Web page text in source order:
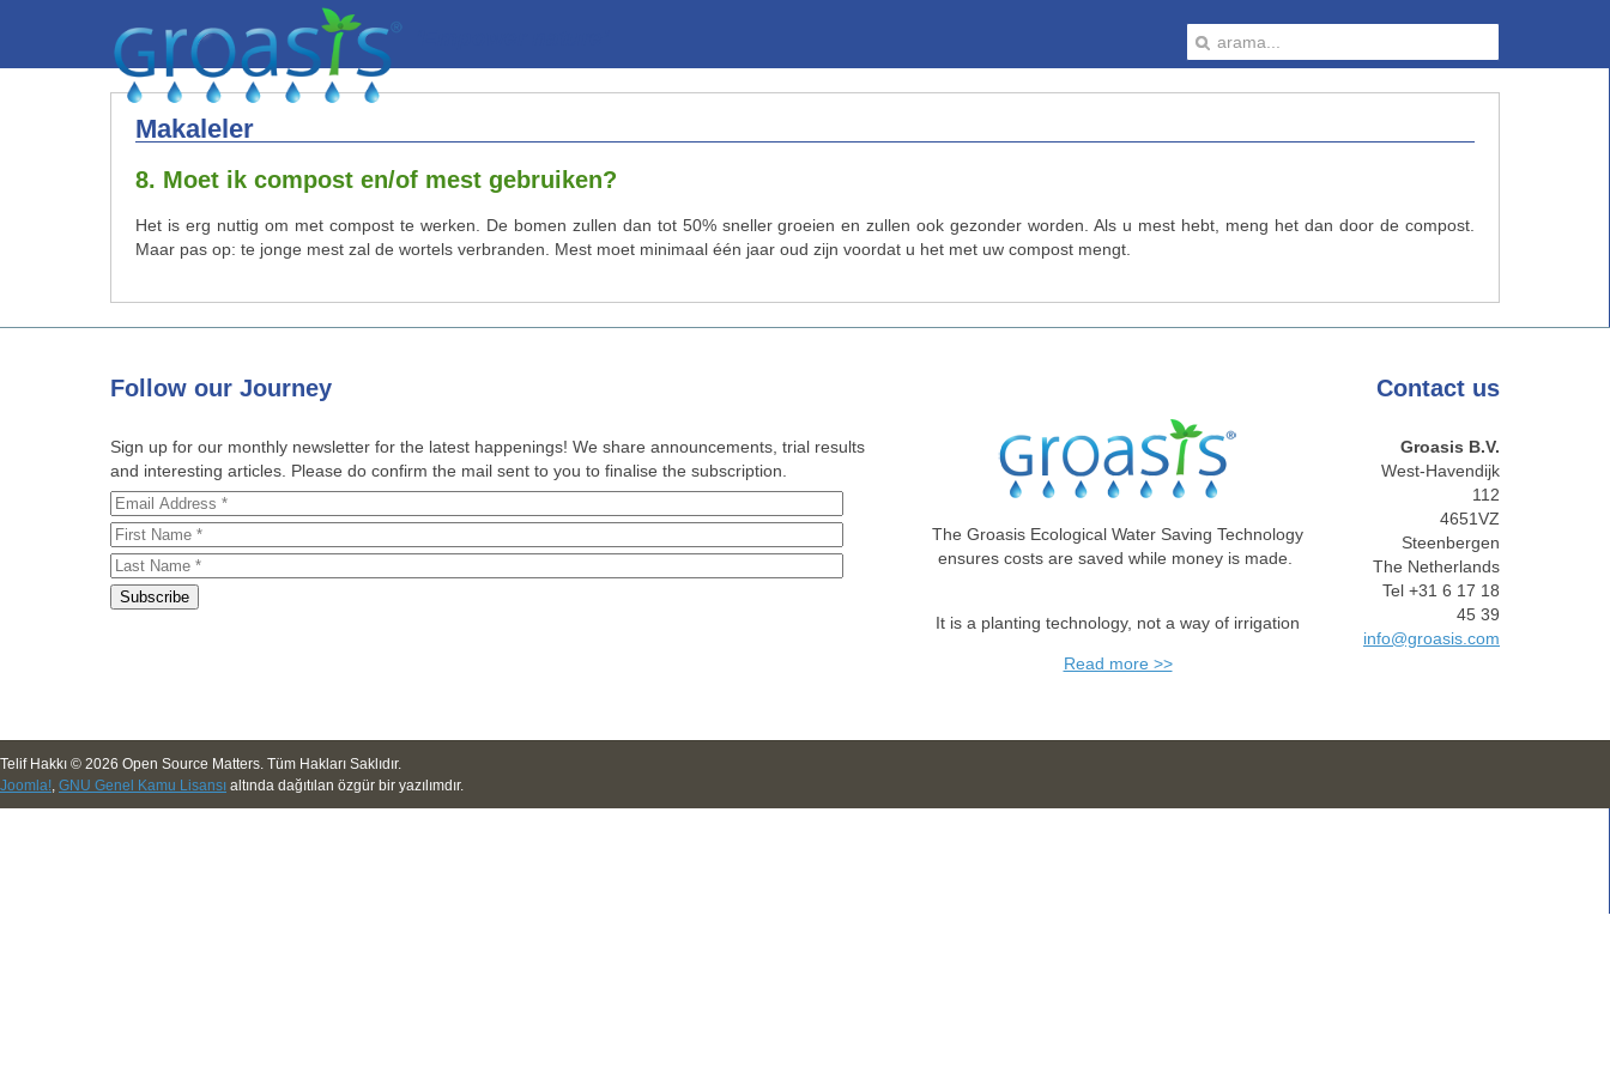
Makaleler
8. Moet ik compost en/of mest gebruiken?
Het is erg nuttig om met compost te werken. De bomen zullen dan tot 50% sneller groeien en zullen ook gezonder worden. Als u mest hebt, meng het dan door de compost.
Maar pas op: te jonge mest zal de wortels verbranden. Mest moet minimaal één jaar oud zijn voordat u het met uw compost mengt.
Follow our Journey
Sign up for our monthly newsletter for the latest happenings! We share announcements, trial results
and interesting articles. Please do confirm the mail sent to you to finalise the subscription.
The Groasis Ecological Water Saving Technology
ensures costs are saved while money is made.
It is a planting technology, not a way of irrigation
Read more >>
Contact us
Groasis B.V.
West-Havendijk
112
4651VZ
Steenbergen
The Netherlands
Tel +31 6 17 18
45 39
info@groasis.com
Telif Hakkı © 2026 Open Source Matters. Tüm Hakları Saklıdır.
Joomla!, GNU Genel Kamu Lisansı altında dağıtılan özgür bir yazılımdır.